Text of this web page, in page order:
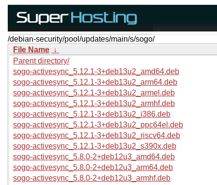
/debian-security/pool/updates/main/s/sogo/
File Name ↓
Parent directory/
sogo-activesync_5.12.1-3+deb13u2_amd64.deb
sogo-activesync_5.12.1-3+deb13u2_arm64.deb
sogo-activesync_5.12.1-3+deb13u2_armel.deb
sogo-activesync_5.12.1-3+deb13u2_armhf.deb
sogo-activesync_5.12.1-3+deb13u2_i386.deb
sogo-activesync_5.12.1-3+deb13u2_ppc64el.deb
sogo-activesync_5.12.1-3+deb13u2_riscv64.deb
sogo-activesync_5.12.1-3+deb13u2_s390x.deb
sogo-activesync_5.8.0-2+deb12u3_amd64.deb
sogo-activesync_5.8.0-2+deb12u3_arm64.deb
sogo-activesync_5.8.0-2+deb12u3_armhf.deb